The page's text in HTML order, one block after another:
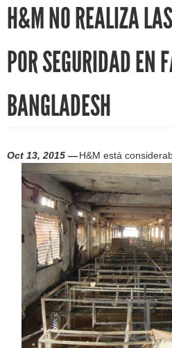
H&M NO REALIZA
POR SEGURIDAD EN
BANGLADESH
Oct 13, 2015 —H&M está
e
a
r
f
o
r
m
a